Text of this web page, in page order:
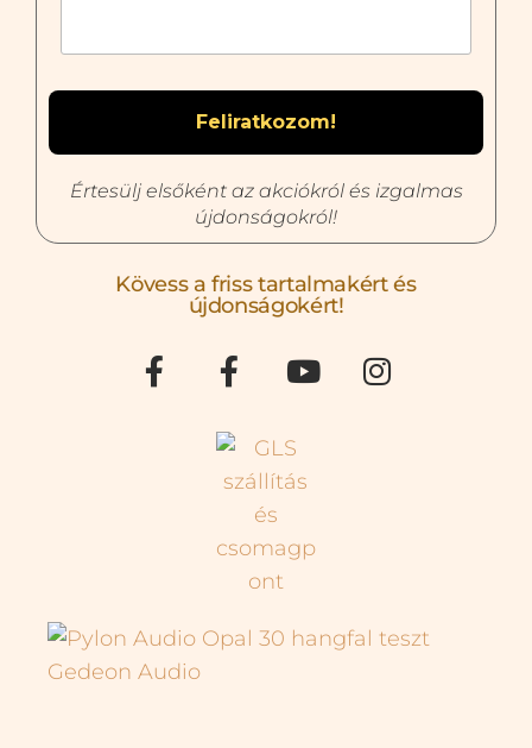
Értesülj elsőként az akciókról és izgalmas
újdonságokról!
Kövess a friss tartalmakért és
újdonságokért!